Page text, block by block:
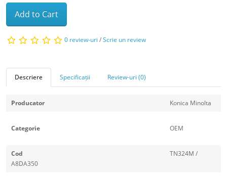
Add to Cart
0 review-uri /Scrie un review
Descriere Specificații Review-uri (0)
Producator Konica Minolta
Categorie OEM
Cod
TN324M /
A8DA350